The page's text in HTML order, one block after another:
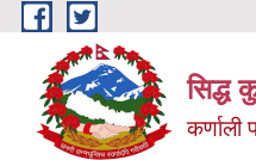
Skip to main content
सिद्ध
कर्णाली